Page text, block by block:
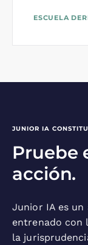
ESCUELA
JUNIOR IA
Pruebe
acción.
Junior IA es
entrenado con
la